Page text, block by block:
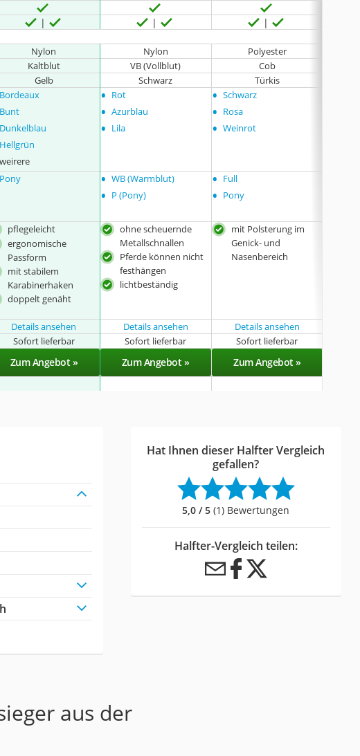
Nylon Nylon Polyester
Kaltblut VB (Vollblut) Cob
Gelb Schwarz Türkis
Bordeaux
Bunt
Dunkelblau
Hellgrün
weirere
• Rot
• Azurblau
• Lila
• Schwarz
• Rosa
• Weinrot
Pony • WB (Warmblut)
• P (Pony)
• Full
• Pony
pflegeleicht
ergonomische
Passform
mit stabilem
Karabinerhaken
doppelt genäht
ohne scheuernde
Metallschnallen
Pferde können nicht
festhängen
lichtbeständig
mit Polsterung im
Genick- und
Nasenbereich
Details ansehen Details ansehen
Details ansehen
Sofort lieferbar Sofort lieferbar Sofort lieferbar
Zum Angebot » Zum Angebot » Zum Angebot »
Hat Ihnen dieser Halfter Vergleich
gefallen?
5,0 / 5 (1) Bewertungen
Halfter-Vergleich teilen:
aus der